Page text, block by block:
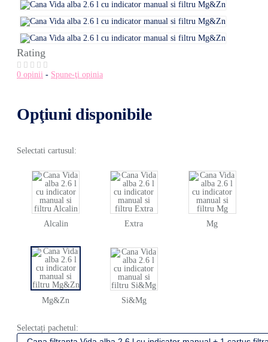
Rating
0 opinii - Spune-ţi opinia
Opţiuni disponibile
Selectati cartusul:
Alcalin Extra Mg
Mg&Zn Si&Mg
Selectați pachetul: